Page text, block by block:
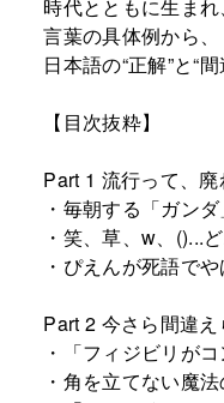
時代とともに生ま
言葉の具体例から、
日本語の“正解”と“
【目次抜粋】
Part 1 流行って、
・毎朝する「ガン
・笑、草、w、()...
・ぴえんが死語で
Part 2 今さら間違
・「フィジビリが
・角を立てない魔